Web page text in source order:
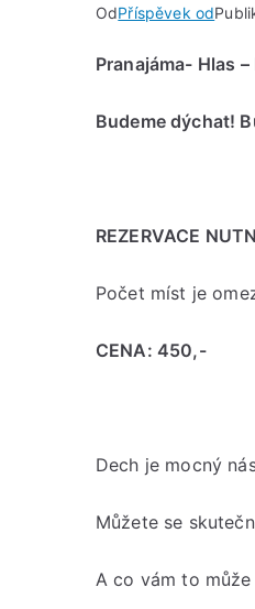
OdPříspěvek od
Pranajáma- Hlas
Budeme dýchat!
REZERVACE
Počet míst je
CENA: 450,-
Dech je mocný
Můžete se
A co vám to